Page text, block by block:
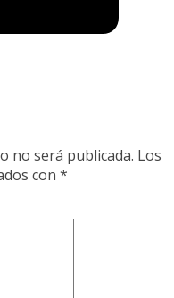
no será publicada. Los
con *